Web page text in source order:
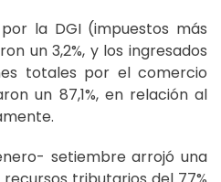
la DGI (impuestos más
un 3,2%, y los ingresados
totales por el comercio
un 87,1%, en relación al
setiembre arrojó una